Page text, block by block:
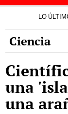
LO
Ciencia
una
una